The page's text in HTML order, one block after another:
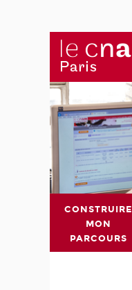
CONSTRUIRE
MON
PARCOURS